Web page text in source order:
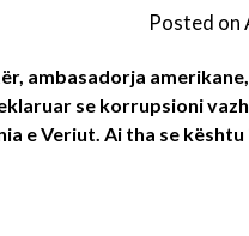
Posted on
ambasadorja
se korrupsioni
e Veriut. Ai tha se